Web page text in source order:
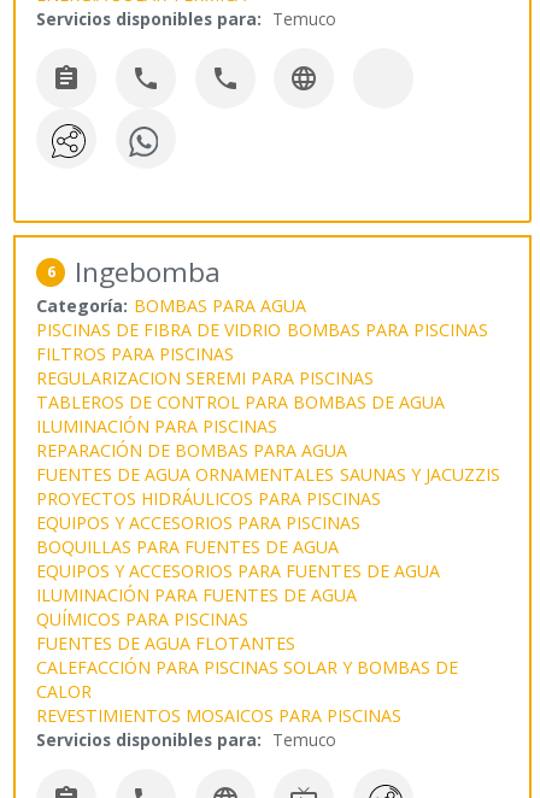
Servicios disponibles para: Temuco
   
6 Ingebomba
Categoría: BOMBAS PARA AGUA
PISCINAS DE FIBRA DE VIDRIO BOMBAS PARA PISCINAS
FILTROS PARA PISCINAS
REGULARIZACION SEREMI PARA PISCINAS
TABLEROS DE CONTROL PARA BOMBAS DE AGUA
ILUMINACIÓN PARA PISCINAS
REPARACIÓN DE BOMBAS PARA AGUA
FUENTES DE AGUA ORNAMENTALES SAUNAS Y JACUZZIS
PROYECTOS HIDRÁULICOS PARA PISCINAS
EQUIPOS Y ACCESORIOS PARA PISCINAS
BOQUILLAS PARA FUENTES DE AGUA
EQUIPOS Y ACCESORIOS PARA FUENTES DE AGUA
ILUMINACIÓN PARA FUENTES DE AGUA
QUÍMICOS PARA PISCINAS
FUENTES DE AGUA FLOTANTES
CALEFACCIÓN PARA PISCINAS SOLAR Y BOMBAS DE
CALOR
REVESTIMIENTOS MOSAICOS PARA PISCINAS
Servicios disponibles para: Temuco